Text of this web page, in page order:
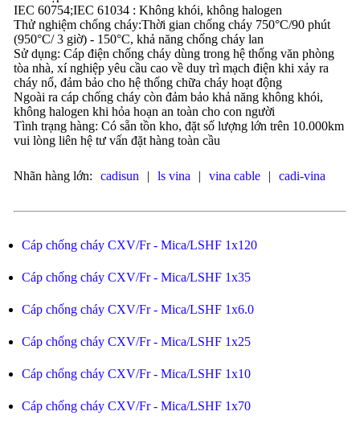
IEC 60754;IEC 61034 : Không khói, không halogen
Thử nghiệm chống cháy:Thời gian chống cháy 750°C/90 phút
(950°C/ 3 giờ) - 150°C, khả năng chống cháy lan
Sử dụng: Cáp điện chống cháy dùng trong hệ thống văn phòng
tòa nhà, xí nghiệp yêu cầu cao về duy trì mạch điện khi xảy ra
cháy nổ, đảm bảo cho hệ thống chữa cháy hoạt động
Ngoài ra cáp chống cháy còn đảm bảo khả năng không khói,
không halogen khi hỏa hoạn an toàn cho con người
Tình trạng hàng: Có sẵn tồn kho, đặt số lượng lớn trên 10.000km
vui lòng liên hệ tư vấn đặt hàng toàn cầu
Nhãn hàng lớn: cadisun | ls vina | vina cable | cadi-vina
Cáp chống cháy CXV/Fr - Mica/LSHF 1x120
Cáp chống cháy CXV/Fr - Mica/LSHF 1x35
Cáp chống cháy CXV/Fr - Mica/LSHF 1x6.0
Cáp chống cháy CXV/Fr - Mica/LSHF 1x25
Cáp chống cháy CXV/Fr - Mica/LSHF 1x10
Cáp chống cháy CXV/Fr - Mica/LSHF 1x70